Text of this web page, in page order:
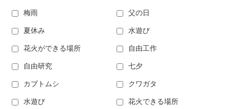
梅雨 父の日
夏休み 水遊び
花火ができる場所 自由工作
自由研究 七夕
カブトムシ クワガタ
水遊び 花火できる場所